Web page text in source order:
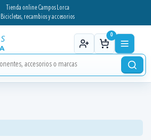
Tienda online Campos Lorca
Bicicletas, recambios y accesorios
0